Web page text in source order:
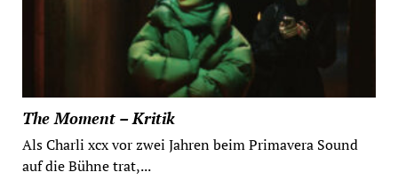
The Moment – Kritik
Als Charli xcx vor zwei Jahren beim Primavera Sound
auf die Bühne trat,...